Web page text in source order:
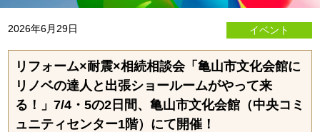
2026年6月29日 イベント
リフォーム×耐震×相続相談会「亀山市文化会館に
リノベの達人と出張ショールームがやって来
る！」7/4・5の2日間、亀山市文化会館（中央コミ
ュニティセンター1階）にて開催！